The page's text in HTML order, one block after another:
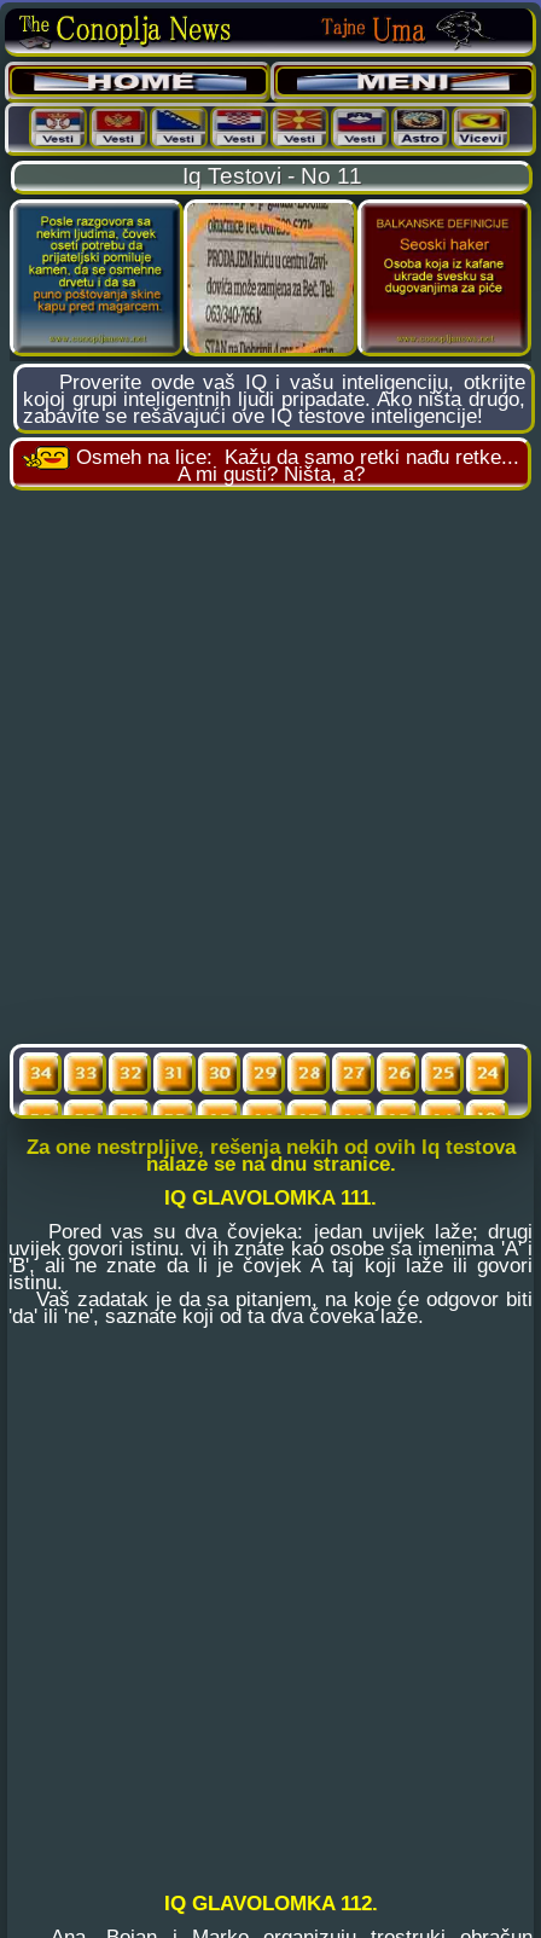
Iq Testovi - No 11
Proverite ovdevaš IQ i vašu inteligenciju, otkrijte
kojoj grupi inteligentnih ljudi pripadate. Ako ništa drugo,
zabavite se rešavajući ove IQ testove inteligencije!
Osmeh na lice: Kažu da samo retki nađu retke...
A mi gusti? Ništa, a?
Za one nestrpljive, rešenja nekih od ovih Iq testova
nalaze se na dnu stranice.
IQ GLAVOLOMKA 111.
Pored vas su dva čovjeka: jedan uvijek laže; drugi
uvijek govori istinu. vi ih znate kao osobe sa imenima 'A' i
'B', ali ne znate da li je čovjek A taj koji laže ili govori
istinu.
Vaš zadatak je da sa pitanjem, na koje će odgovor biti
'da' ili 'ne', saznate koji od ta dva čoveka laže.
IQ GLAVOLOMKA 112.